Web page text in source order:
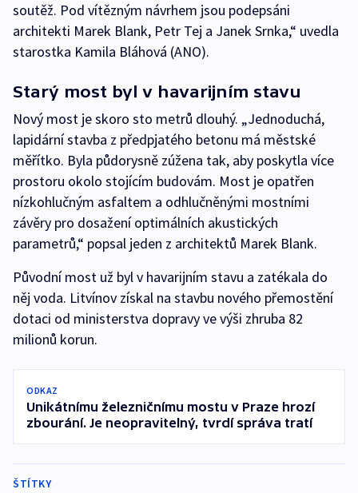
soutěž. Pod vítězným návrhem jsou podepsáni
architekti Marek Blank, Petr Tej a Janek Srnka,“ uvedla
starostka Kamila Bláhová (ANO).
Starý most byl v havarijním stavu
Nový most je skoro sto metrů dlouhý. „Jednoduchá,
lapidární stavba z předpjatého betonu má městské
měřítko. Byla půdorysně zúžena tak, aby poskytla více
prostoru okolo stojícím budovám. Most je opatřen
nízkohlučným asfaltem a odhlučněnými mostními
závěry pro dosažení optimálních akustických
parametrů,“ popsal jeden z architektů Marek Blank.
Původní most už byl v havarijním stavu a zatékala do
něj voda. Litvínov získal na stavbu nového přemostění
dotaci od ministerstva dopravy ve výši zhruba 82
milionů korun.
ODKAZ
Unikátnímu železničnímu mostu v Praze hrozí
zbourání. Je neopravitelný, tvrdí správa tratí
ŠTÍTKY